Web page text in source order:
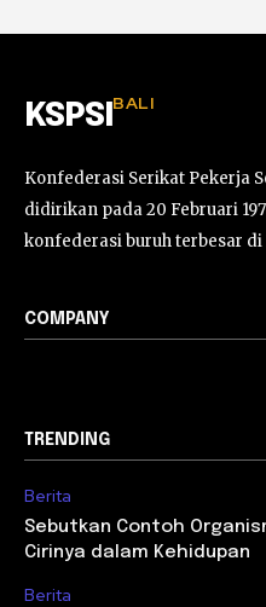
KSPSI BALI
Konfederasi Serikat Pekerja
didirikan pada 20 Februari
konfederasi buruh terbesar
COMPANY
TRENDING
Berita
Sebutkan Contoh
Cirinya dalam Kehidupan
Berita